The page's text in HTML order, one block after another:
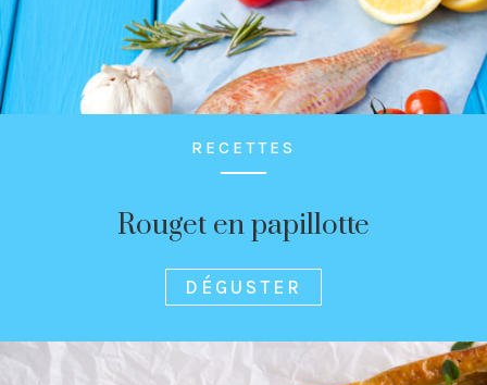
RECETTES
Rouget en papillotte
DÉGUSTER